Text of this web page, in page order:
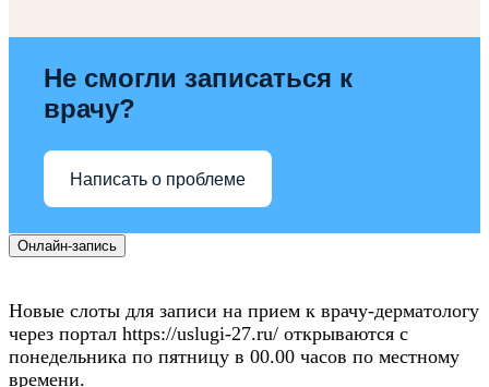
Не смогли записаться к
врачу?
Написать о проблеме
Онлайн-запись
Новые слоты для записи на прием к врачу-дерматологу
через портал https://uslugi-27.ru/ открываются с
понедельника по пятницу в 00.00 часов по местному
времени.